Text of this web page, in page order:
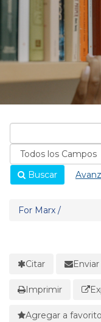
Buscar
For Marx /
Citar
Imprimir
Agregar a